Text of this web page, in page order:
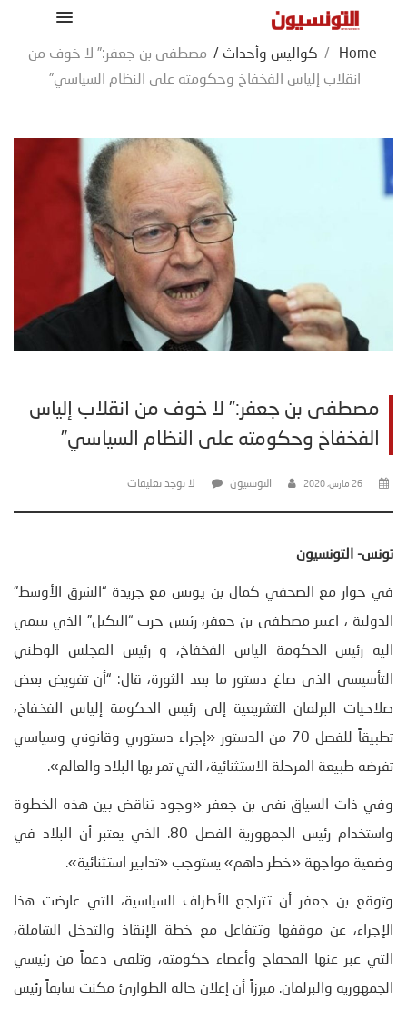
Home
/ كواليس وأحداث / مصطفى بن جعفر:” لا خوف من
انقلاب إلياس الفخفاخ وحكومته على النظام السياسي”
مصطفى بن جعفر:” لا خوف من انقلاب إلياس
الفخفاخ وحكومته على النظام السياسي”
26 مارس، 2020 التونسيون لا توجد تعليقات
تونس- التونسيون
في حوار مع الصحفي كمال بن يونس مع جريدة “الشرق الأوسط”
الدولية ، اعتبر مصطفى بن جعفر، رئيس حزب “التكتل” الذي ينتمي
اليه رئيس الحكومة الياس الفخفاخ، و رئيس المجلس الوطني
التأسيسي الذي صاغ دستور ما بعد الثورة، قال: “أن تفويض بعض
صلاحيات البرلمان التشريعية إلى رئيس الحكومة إلياس الفخفاخ،
تطبيقاً للفصل 70 من الدستور «إجراء دستوري وقانوني وسياسي
تفرضه طبيعة المرحلة الاستثنائية، التي تمر بها البلاد والعالم».
وفي ذات السياق نفى بن جعفر «وجود تناقض بين هذه الخطوة
واستخدام رئيس الجمهورية الفصل 80. الذي يعتبر أن البلاد في
وضعية مواجهة «خطر داهم» يستوجب «تدابير استثنائية».
وتوقع بن جعفر أن تتراجع الأطراف السياسية، التي عارضت هذا
الإجراء، عن موقفها وتتفاعل مع خطة الإنقاذ والتدخل الشاملة،
التي عبر عنها الفخفاخ وأعضاء حكومته، وتلقى دعماً من رئيسي
الجمهورية والبرلمان. مبرزاً أن إعلان حالة الطوارئ مكنت سابقاً رئيس